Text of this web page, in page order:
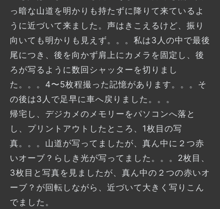
っ暗な山道を明かりも持たずに降りて来ているよ
うに近づいて来ました。声はきこえるけど、振り
向いても明かりも見えず。。。私は3人の中で最後
尾につき、後を向かず肩上にカメラを固定し、後
ろが写るように数回シャッターを切りまし
た。。。4〜5枚程撮った記憶があります。。。そ
の後は3人で足早に車へ戻りました。。。
帰宅し、デジカメのメモリーをパソコンへ落と
し、プリントアウトしたところ、1枚目の写
真。。。山道が写ってましたが、真ん中に２つ赤
いオーブ？らしき光が写ってました。。。2枚目、
3枚目と写真を見ましたが、真ん中の２つの赤いオ
ーブ？が回転しながら、近づいて大きく写りこん
でました。